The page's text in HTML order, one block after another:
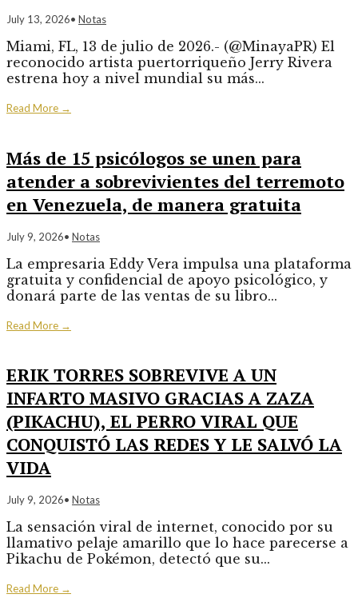
July 13, 2026• Notas
Miami, FL, 13 de julio de 2026.- (@MinayaPR) El
reconocido artista puertorriqueño Jerry Rivera
estrena hoy a nivel mundial su más...
Read More →
Más de 15 psicólogos se unen para
atender a sobrevivientes del terremoto
en Venezuela, de manera gratuita
July 9, 2026• Notas
La empresaria Eddy Vera impulsa una plataforma
gratuita y confidencial de apoyo psicológico, y
donará parte de las ventas de su libro...
Read More →
ERIK TORRES SOBREVIVE A UN
INFARTO MASIVO GRACIAS A ZAZA
(PIKACHU), EL PERRO VIRAL QUE
CONQUISTÓ LAS REDES Y LE SALVÓ LA
VIDA
July 9, 2026• Notas
La sensación viral de internet, conocido por su
llamativo pelaje amarillo que lo hace parecerse a
Pikachu de Pokémon, detectó que su...
Read More →